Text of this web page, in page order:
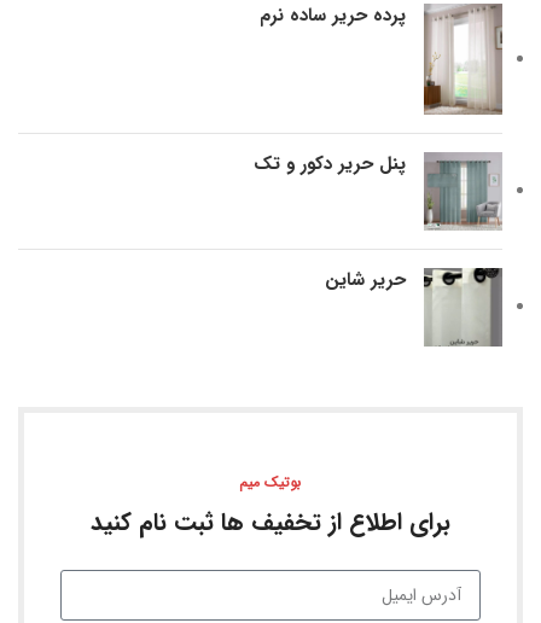
پرده حریر ساده نرم
پنل حریر دکور و تک
حریر شاین
بوتیک میم
برای اطلاع از تخفیف ها ثبت نام کنید